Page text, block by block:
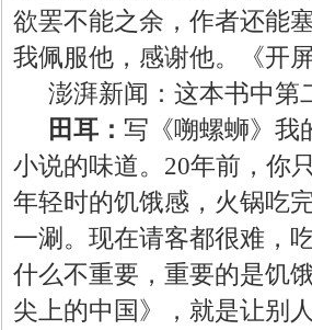
欲罢不能之余，作者还能
我佩服他，感谢他。《开
澎湃新闻：这本书中第
田耳： 写《嗍螺蛳》我
小说的味道。20年前，你
年轻时的饥饿感，火锅吃
一涮。现在请客都很难，
什么不重要，重要的是饥
尖上的中国》，就是让别